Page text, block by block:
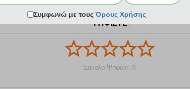
ΨΗΦΙΣΤΕ
Σύνολο Ψήφων: 0
Συμφωνώ με τουςΌρους Χρήσης